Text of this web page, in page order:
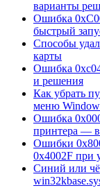
варианты
Ошибка
быстрый
Способы
карты
Ошибка
и решения
Как убрать
меню
Ошибка
принтера —
Ошибки
0x4002F при
Синий или